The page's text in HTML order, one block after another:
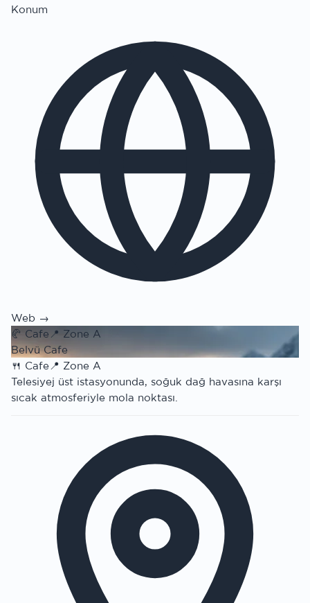
Konum
Web →
🥐 Cafe 📍 Zone A
Belvü Cafe
🍴 Cafe📍 Zone A
Telesiyej üst istasyonunda, soğuk dağ havasına karşı
sıcak atmosferiyle mola noktası.